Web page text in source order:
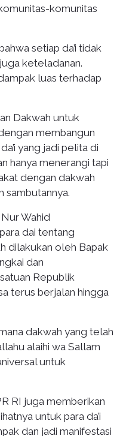
komunitas
setiap da’i tidak
keteladanan.
luas terhadap
Dakwah untuk
membangun
yang jadi pelita di
hanya menerangi tapi
dengan dakwah
sambutannya.
Wahid
dai tentang
dilakukan oleh Bapak
dan
Republik
terus berjalan hingga
dakwah yang telah
alaihi wa Sallam
untuk
RI juga memberikan
untuk para da’i
dan jadi manifestasi